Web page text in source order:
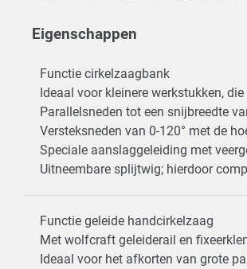
Eigenschappen
Functie cirkelzaagbank
Ideaal voor kleinere werkstukken,
Parallelsneden tot een snijbreedte
Versteksneden van 0-120° met de
Speciale aanslaggeleiding met
Uitneembare splijtwig; hierdoor
Functie geleide handcirkelzaag
Met wolfcraft geleiderail en
Ideaal voor het afkorten van grote